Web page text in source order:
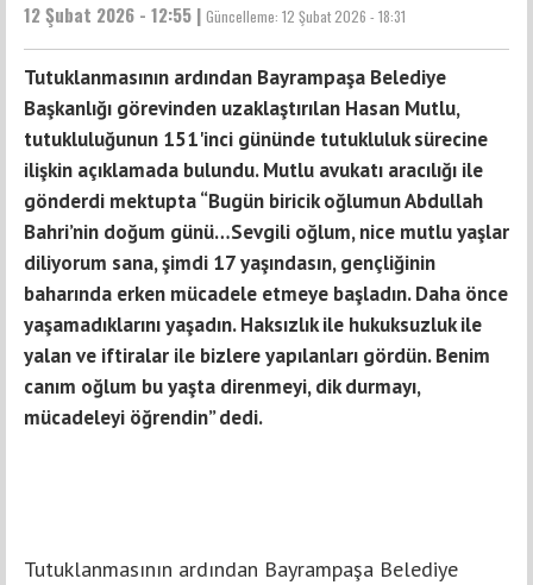
12 Şubat 2026 - 12:55 | Güncelleme: 12 Şubat 2026 - 18:31
Tutuklanmasının ardından Bayrampaşa Belediye
Başkanlığı görevinden uzaklaştırılan Hasan Mutlu,
tutukluluğunun 151'inci gününde tutukluluk sürecine
ilişkin açıklamada bulundu. Mutlu avukatı aracılığı ile
gönderdi mektupta “Bugün biricik oğlumun Abdullah
Bahri’nin doğum günü…Sevgili oğlum, nice mutlu yaşlar
diliyorum sana, şimdi 17 yaşındasın, gençliğinin
baharında erken mücadele etmeye başladın. Daha önce
yaşamadıklarını yaşadın. Haksızlık ile hukuksuzluk ile
yalan ve iftiralar ile bizlere yapılanları gördün. Benim
canım oğlum bu yaşta direnmeyi, dik durmayı,
mücadeleyi öğrendin” dedi.
Tutuklanmasının ardından Bayrampaşa Belediye